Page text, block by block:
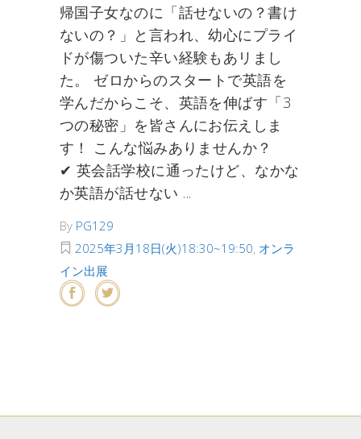
帰国子女なのに「話せないの？書け
ないの？」と言われ、幼心にプライ
ドが傷ついた辛い経験もあリまし
た。 ゼロからのスタートで英語を
学んだからこそ、英語を伸ばす「3
つの秘密」を皆さんにお伝えしま
す！ こんな悩みありませんか？
✔︎ 英会話学校に通ったけど、なかな
か英語が話せない
By PG129
2025年3月18日(火)18:30~19:50, オンラ
イン出展